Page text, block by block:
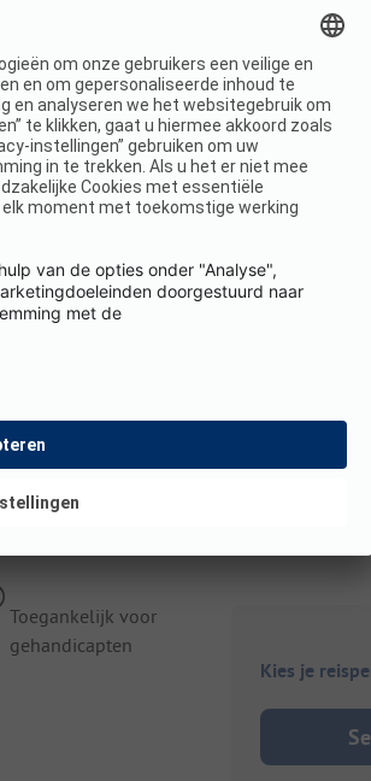
Toegankelijk voor
gehandicapten
Kies je
Toegankelijk voor
gehandicapten
Kies je